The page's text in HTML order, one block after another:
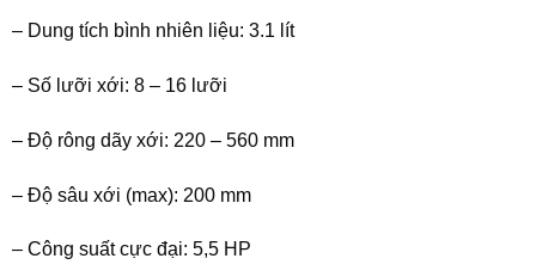
– Dung tích bình nhiên liệu: 3.1 lít
– Số lưỡi xới: 8 – 16 lưỡi
– Độ rông dãy xới: 220 – 560 mm
– Độ sâu xới (max): 200 mm
– Công suất cực đại: 5,5 HP